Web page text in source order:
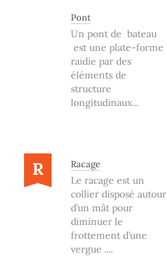
Pont
Un pont de bateau
est une plate-forme
raidie par des
éléments de
structure
longitudinaux...
R Racage
Le racage est un
collier disposé autour
d’un mât pour
diminuer le
frottement d’une
vergue ....